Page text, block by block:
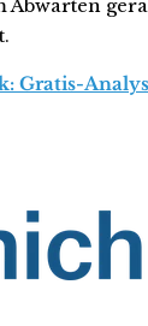
Abwarten
Gratis-